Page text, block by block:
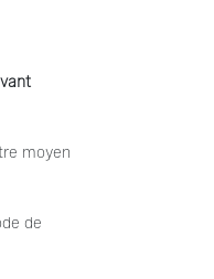
moyen
de